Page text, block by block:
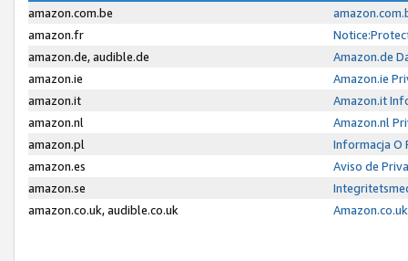
amazon.com.be
amazon.fr
amazon.de, audible.de
Amazon.de
amazon.ie
Amazon.ie
amazon.it
Amazon.it
amazon.nl
Amazon.nl
amazon.pl
Informacja O
amazon.es
Aviso de
amazon.se
amazon.co.uk, audible.co.uk